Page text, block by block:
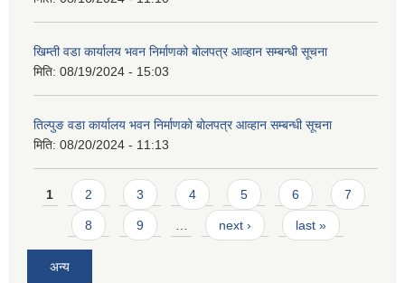
खिम्ती वडा कार्यालय भवन निर्माणको बोलपत्र आव्हान सम्बन्धी सूचना
मिति: 08/19/2024 - 15:03
तिल्पुङ वडा कार्यालय भवन निर्माणको बोलपत्र आव्हान सम्बन्धी सूचना
मिति: 08/20/2024 - 11:13
Pages
1 2 3 4 5 6 7
8 9 next › last »
अन्य